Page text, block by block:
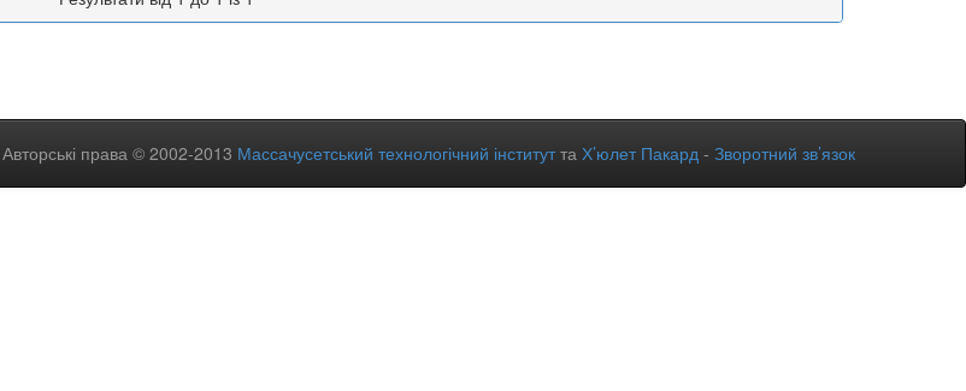
Авторські права © 2002-2013 Массачусетський технологічний інститутта Х’юлет Пакард - Зворотний зв’язок